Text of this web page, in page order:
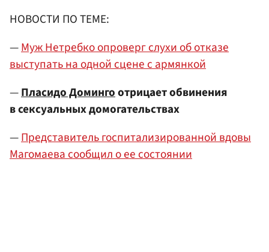
НОВОСТИ ПО ТЕМЕ:
—Муж Нетребко опроверг слухи об отказе
выступать на одной сцене с армянкой
—Пласидо Домингоотрицает обвинения
в сексуальных домогательствах
—Представитель госпитализированной вдовы
Магомаева сообщил о ее состоянии